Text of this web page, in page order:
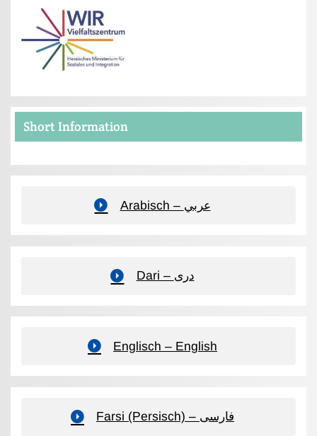
Short Information
Arabisch – عربي
Dari – دری
Englisch – English
Farsi (Persisch) – فارسی